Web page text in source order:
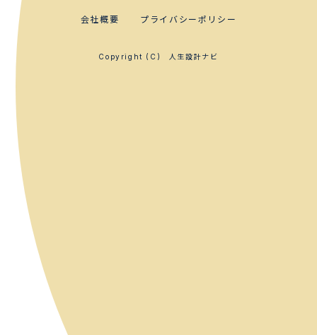
会社概要 プライバシーポリシー
Copyright (C) 人生設計ナビ